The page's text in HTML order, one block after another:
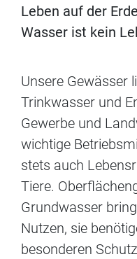
Leben auf der
Wasser ist kein
Unsere Gewässer
Trinkwasser und
Gewerbe und
wichtige
stets auch
Tiere.
Grundwasser
Nutzen, sie
besonderen